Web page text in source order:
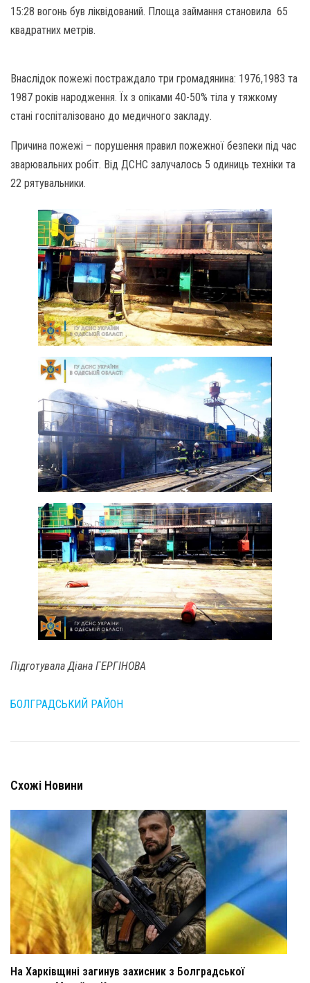
15:28 вогонь був ліквідований. Площа займання становила 65
квадратних метрів.
Внаслідок пожежі постраждало три громадянина: 1976,1983 та
1987 років народження. Їх з опіками 40-50% тіла у тяжкому
стані госпіталізовано до медичного закладу.
Причина пожежі – порушення правил пожежної безпеки під час
зварювальних робіт. Від ДСНС залучалось 5 одиниць техніки та
22 рятувальники.
Підготувала Діана ГЕРГІНОВА
БОЛГРАДСЬКИЙ РАЙОН
Схожі Новини
На Харківщині загинув захисник з Болградської